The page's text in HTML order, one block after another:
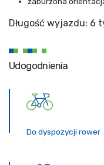
Długość wyjazdu: 6
Udogodnienia
Do dyspozycji rower